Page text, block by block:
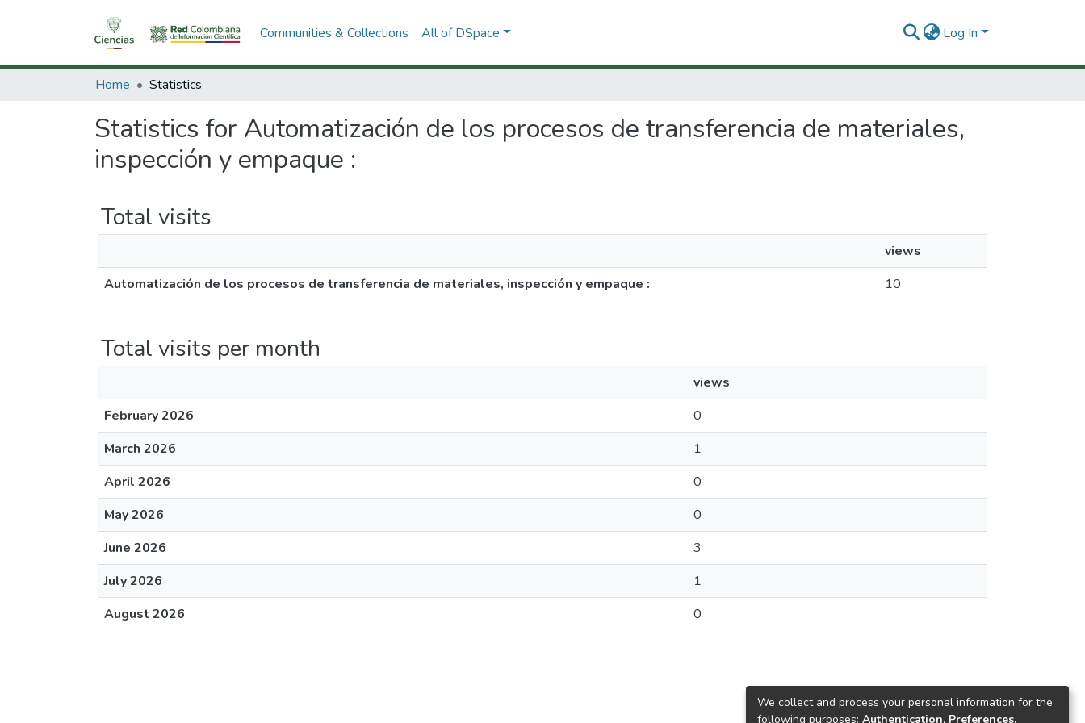
Communities & Collections All of DSpace Log In
Home Statistics
Statistics for Automatización de los procesos de transferencia de materiales,
inspección y empaque :
Total visits
views
Automatización de los procesos de transferencia de materiales, inspección y empaque :
10
Total visits per month
views
February 2026
0
March 2026
1
April 2026
0
May 2026
0
June 2026
3
July 2026
1
August 2026
0
We collect and process your personal information for the
following purposes: Authentication, Preferences,